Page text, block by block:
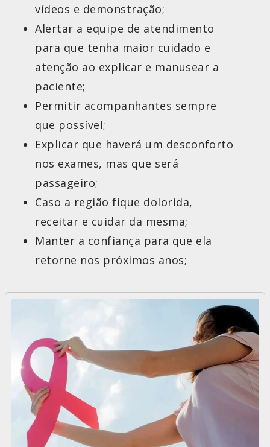
vídeos e demonstração;
Alertar a equipe de atendimento
para que tenha maior cuidado e
atenção ao explicar e manusear a
paciente;
Permitir acompanhantes sempre
que possível;
Explicar que haverá um desconforto
nos exames, mas que será
passageiro;
Caso a região fique dolorida,
receitar e cuidar da mesma;
Manter a confiança para que ela
retorne nos próximos anos;